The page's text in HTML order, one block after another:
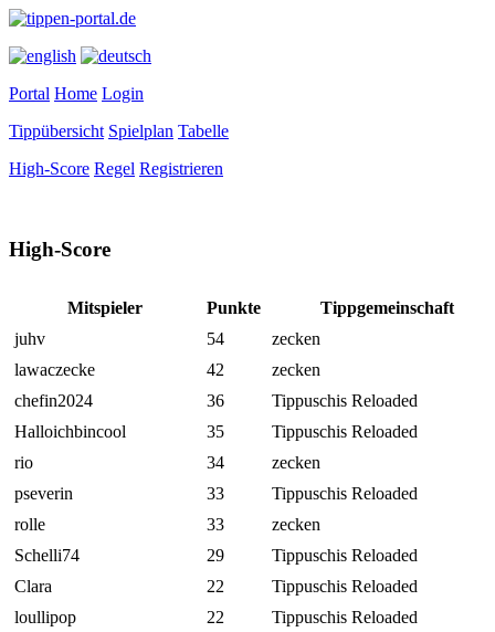
Portal Home Login
Tippübersicht Spielplan Tabelle
High-Score Regel Registrieren
High-Score
Mitspieler Punkte
Tippgemeinschaft
juhv
54
zecken
lawaczecke
42
zecken
chefin2024
36
Tippuschis Reloaded
Halloichbincool
35
Tippuschis Reloaded
rio
34
zecken
pseverin
33
Tippuschis Reloaded
rolle
33
zecken
Schelli74
29
Tippuschis Reloaded
Clara
22
Tippuschis Reloaded
loullipop
22
Tippuschis Reloaded